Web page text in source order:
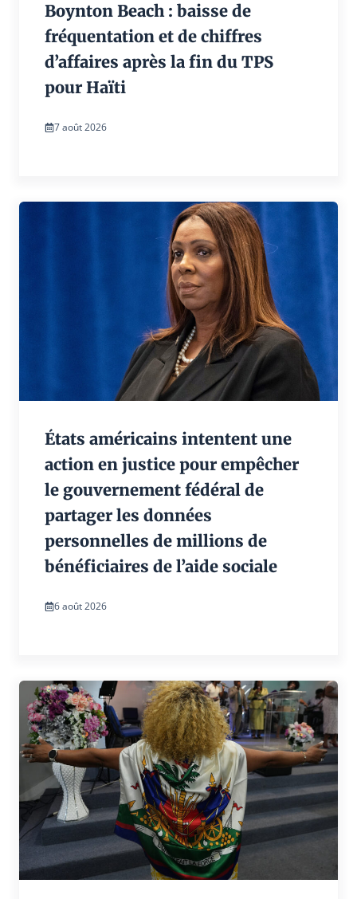
Boynton Beach : baisse de
fréquentation et de chiffres
d’affaires après la fin du TPS
pour Haïti
7 août 2026
États américains intentent une
action en justice pour empêcher
le gouvernement fédéral de
partager les données
personnelles de millions de
bénéficiaires de l’aide sociale
6 août 2026